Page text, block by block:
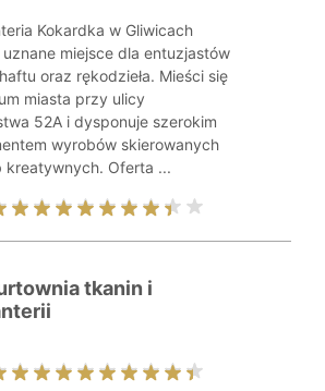
Kokardka w Gliwicach
uznane miejsce dla entuzjastów
oraz rękodzieła. Mieści się
miasta przy ulicy
52A i dysponuje szerokim
wyrobów skierowanych
kreatywnych. Oferta ...
tkanin i